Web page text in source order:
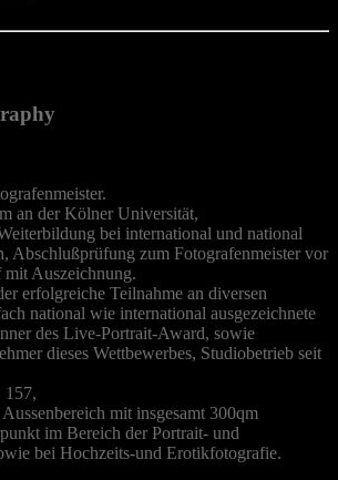
an der Kölner Universität,
bei international und national
Abschlußprüfung zum Fotografenmeister vor
Auszeichnung.
erfolgreiche Teilnahme an diversen
national wie international ausgezeichnete
des Live-Portrait-Award, sowie
dieses Wettbewerbes, Studiobetrieb seit
157,
mit insgesamt 300qm
im Bereich der Portrait- und
bei Hochzeits-und Erotikfotografie.